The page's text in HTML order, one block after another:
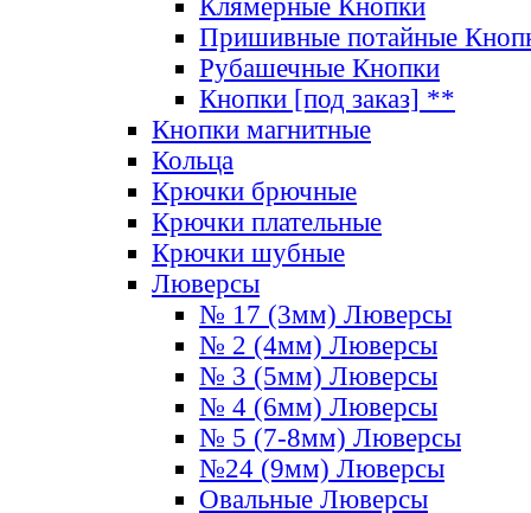
Клямерные Кнопки
Пришивные потайные
Рубашечные Кнопки
Кнопки [под заказ] **
Кнопки магнитные
Кольца
Крючки брючные
Крючки плательные
Крючки шубные
Люверсы
№ 17 (3мм) Люверсы
№ 2 (4мм) Люверсы
№ 3 (5мм) Люверсы
№ 4 (6мм) Люверсы
№ 5 (7-8мм) Люверсы
№24 (9мм) Люверсы
Овальные Люверсы